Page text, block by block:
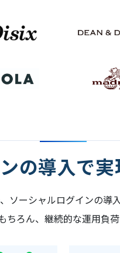
の導入で実
ソーシャルログインの導
ちろん、継続的な運用負荷